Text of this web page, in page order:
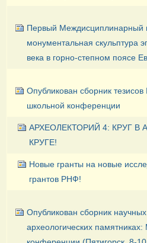
Первый Междисциплинарный
монументальная скульптура
века в горно-степном поясе
Опубликован сборник
школьной конференции
АРХЕОЛЕКТОРИЙ 4: КРУГ В
КРУГЕ!
Новые гранты на новые
грантов РНФ!
Опубликован сборник
археологических